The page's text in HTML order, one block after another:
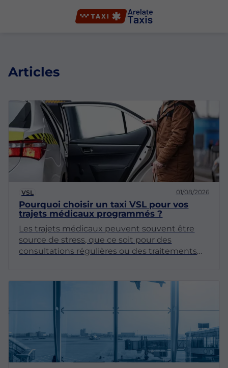
Articles
VSL 01/08/2026
Pourquoi choisir un taxi VSL pour vos
trajets médicaux programmés ?
Les trajets médicaux peuvent souvent être
source de stress, que ce soit pour des
consultations régulières ou des traitements
(Véhicule Sanitaire Léger) émerge comme
une solution adaptée et efficace pour
répondre aux besoins des patients. Cet article
pour vos déplacements médicaux.